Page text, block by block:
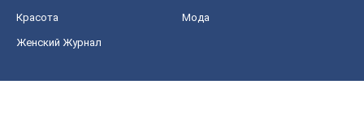
Красота Мода
Женский Журнал